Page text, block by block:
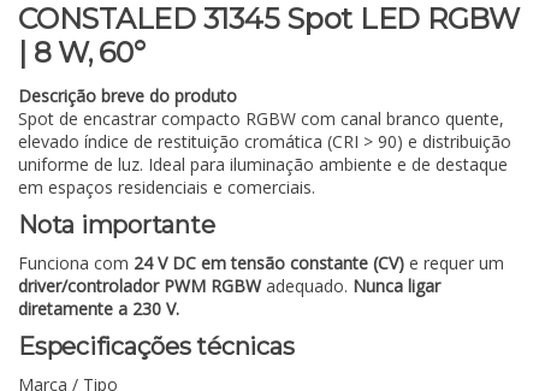
CONSTALED 31345 Spot LED RGBW
| 8 W, 60°
Descrição breve do produto
Spot de encastrar compacto RGBW com canal branco quente,
elevado índice de restituição cromática (CRI > 90) e distribuição
uniforme de luz. Ideal para iluminação ambiente e de destaque
em espaços residenciais e comerciais.
Nota importante
Funciona com 24 V DC em tensão constante (CV) e requer um
driver/controlador PWM RGBWadequado. Nunca ligar
diretamente a 230 V.
Especificações técnicas
Marca / Tipo